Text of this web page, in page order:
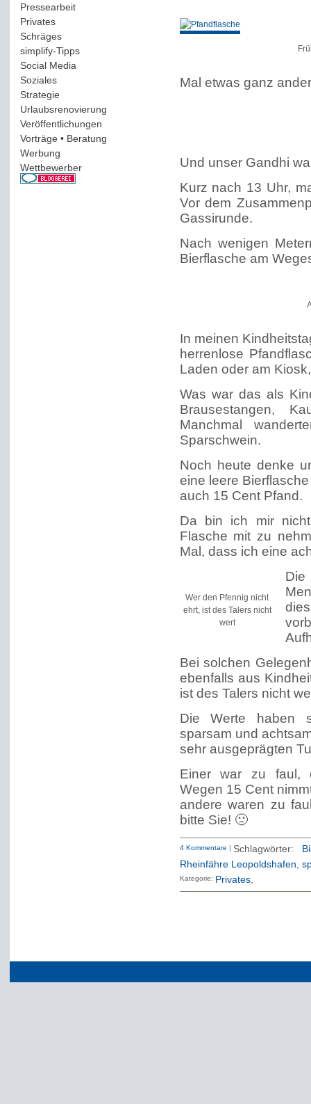
Pressearbeit(12)
Privates(193)
Schräges(161)
simplify-Tipps(123)
Social Media
Soziales(37)
Strategie(220)
Urlaubsrenovierung
Veröffentlichungen
Vorträge • Beratung
Werbung
Wettbewerber(61)
Mal etwas ganz
Und unser Gandhi
Kurz nach 13 Uhr,
Vor dem
Gassirunde.
Nach wenigen
Bierflasche am
In meinen
herrenlose
Laden oder am
Was war das als
Brausestangen,
Manchmal
Sparschwein.
Noch heute denke
eine leere
auch 15 Cent Pfand.
Da bin ich mir
Flasche mit zu
Mal, dass ich eine
Wer den Pfennig nicht
ehrt, ist des Talers nicht
wert
Bei solchen
ebenfalls aus
ist des Talers nicht
Die Werte haben
sparsam und
sehr ausgeprägten
Einer war zu faul,
Wegen 15 Cent
andere waren zu
bitte Sie! 🙁
4 Kommentare | Schlagwörter:
Rheinfähre Leopoldshafen,
Kategorie: Privates